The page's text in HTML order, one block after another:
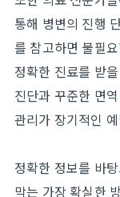
통해 병변의 진행
를 참고하면 불필
정확한 진료를 받
진단과 꾸준한 면
관리가 장기적인
정확한 정보를 바
막는 가장 확실한